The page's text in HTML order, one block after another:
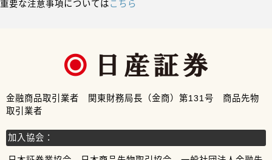
重要な注意事項についてはこちら
金融商品取引業者 関東財務局長（金商）第131号 商品先物
取引業者
加入協会：